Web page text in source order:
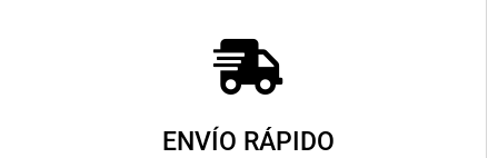
ENVÍO RÁPIDO